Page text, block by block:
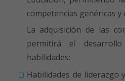
competencias genéricas y
La adquisición de las
permitirá el
habilidades:
Habilidades de